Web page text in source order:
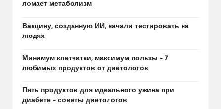
ломает метаболизм
Вакцину, созданную ИИ, начали тестировать на
людях
Минимум клетчатки, максимум пользы – 7
любимых продуктов от диетологов
Пять продуктов для идеального ужина при
диабете – советы диетологов